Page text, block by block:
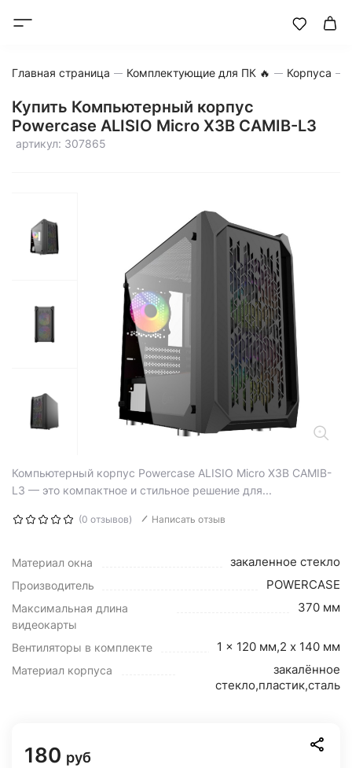
Главная страница Комплектующие для ПК 🔥 Корпуса
Купить Компьютерный корпус
Powercase ALISIO Micro X3B CAMIB-L3
артикул: 307865
Компьютерный корпус Powercase ALISIO Micro X3B CAMIB-
L3 — это компактное и стильное решение для...
(0 отзывов) Написать отзыв
Материал окна закаленное стекло
Производитель POWERCASE
Максимальная длина
видеокарты
370 мм
Вентиляторы в комплекте 1 x 120 мм,2 x 140 мм
Материал корпуса
закалённое
стекло,пластик,сталь
180 руб